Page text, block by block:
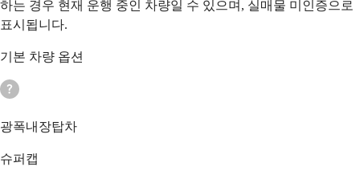
하는 경우 현재 운행 중인 차량일 수 있으며, 실매물 미인증으로
표시됩니다.
기본 차량 옵션
광폭내장탑차
슈퍼캡